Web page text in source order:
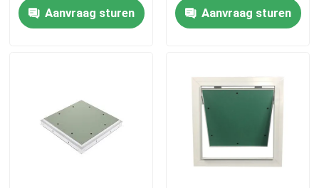
Het Comité van de aluminiumtoegang
de dekking van het vloerafvoerkanaal
Toegangsdeur voor
InspectieAanvraag sturen
Slotloodgieterswerk
DikteAanvraag sturen